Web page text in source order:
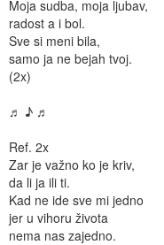
Moja sudba, moja ljubav,
radost a i bol.
Sve si meni bila,
samo ja ne bejah tvoj.
(2x)
♬ ♪ ♬
Ref. 2x
Zar je važno ko je kriv,
da li ja ili ti.
Kad ne ide sve mi jedno
jer u vihoru života
nema nas zajedno.